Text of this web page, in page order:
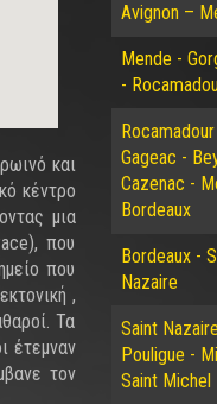
και
κέντρο
μια
που
που
,
Τα
έτεμναν
τον
Avignon –
Mende -
-
Gageac -
Cazenac -
Bordeaux
Bordeaux -
Nazaire
Saint
Pouligue -
Saint Michel